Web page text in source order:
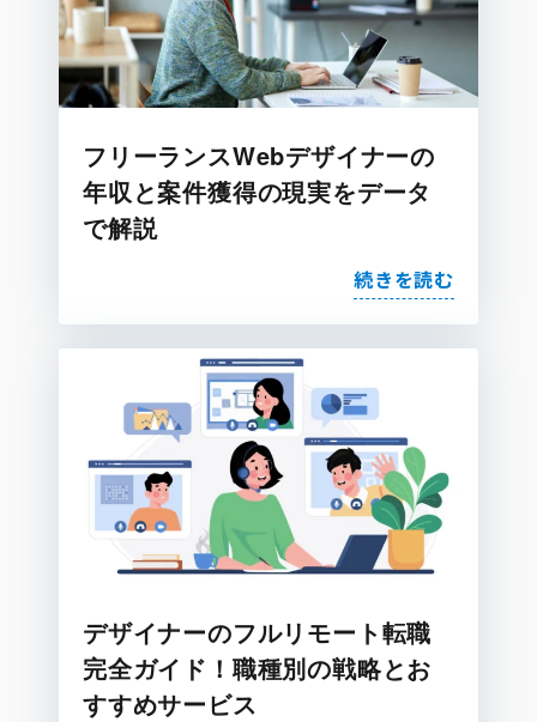
フリーランスWebデザイナーの
年収と案件獲得の現実をデータ
で解説
続きを読む
デザイナーのフルリモート転職
完全ガイド！職種別の戦略とお
すすめサービス